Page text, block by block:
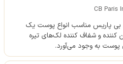
CB Paris
پاریس مناسب انواع پوست یک
و شفاف کننده لک‌های تیره
به وجود می‌آورد.